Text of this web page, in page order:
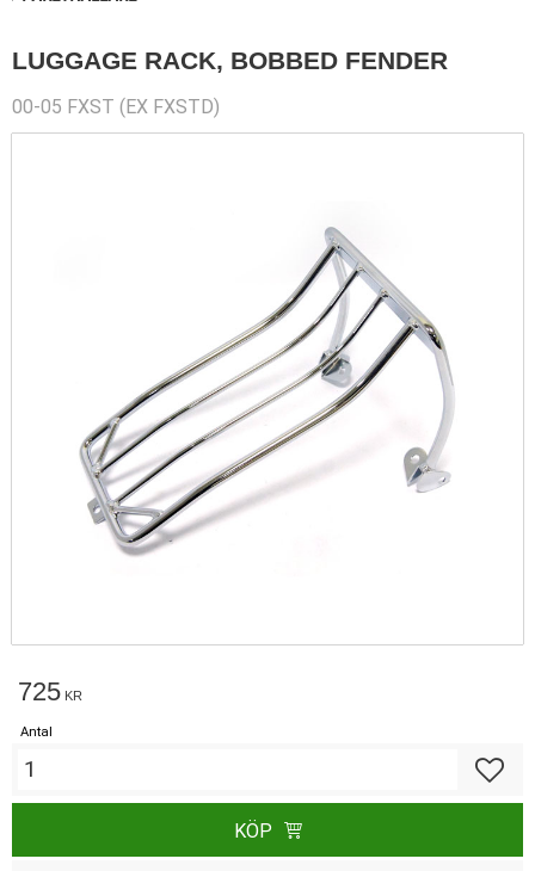
LUGGAGE RACK, BOBBED FENDER
00-05 FXST (EX FXSTD)
725 KR
Antal
KÖP